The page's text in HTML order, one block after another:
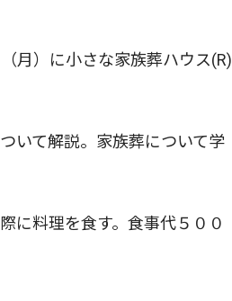
月）に小さな家族葬ハウス(R)
いて解説。家族葬について学
に料理を食す。食事代５００